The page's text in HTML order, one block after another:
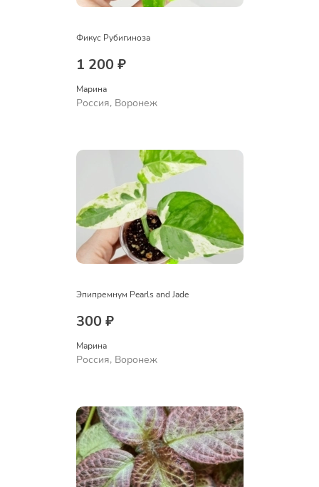
Фикус Рубигиноза
1 200 ₽
Марина
Россия, Воронеж
Эпипремнум Pearls and Jade
300 ₽
Марина
Россия, Воронеж